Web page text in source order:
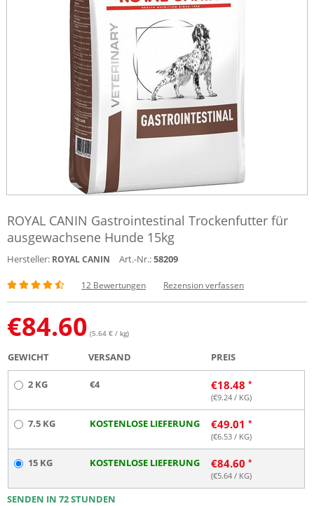
ROYAL CANIN Gastrointestinal Trockenfutter für
ausgewachsene Hunde 15kg
Hersteller: ROYAL CANIN Art.-Nr.:58209
12 Bewertungen Rezension verfassen
€84.60 (5.64 € / kg)
GEWICHT VERSAND PREIS
2 KG €4 €18.48
(€9.24 / KG)
7.5 KG KOSTENLOSE LIEFERUNG €49.01
(€6.53 / KG)
15 KG KOSTENLOSE LIEFERUNG €84.60
(€5.64 / KG)
SENDEN IN 72 STUNDEN